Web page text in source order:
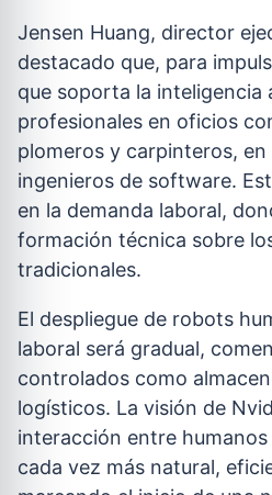
Jensen Huang, director
destacado que, para
que soporta la inteligencia
profesionales en oficios
plomeros y carpinteros, en
ingenieros de software.
en la demanda laboral,
formación técnica sobre
tradicionales.
El despliegue de robots
laboral será gradual,
controlados como
logísticos. La visión de
interacción entre humanos
cada vez más natural,